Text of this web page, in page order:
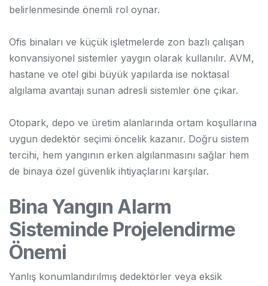
belirlenmesinde önemli rol oynar.
Ofis binaları ve küçük işletmelerde zon bazlı çalışan
konvansiyonel sistemler yaygın olarak kullanılır. AVM,
hastane ve otel gibi büyük yapılarda ise noktasal
algılama avantajı sunan adresli sistemler öne çıkar.
Otopark, depo ve üretim alanlarında ortam koşullarına
uygun dedektör seçimi öncelik kazanır. Doğru sistem
tercihi, hem yangının erken algılanmasını sağlar hem
de binaya özel güvenlik ihtiyaçlarını karşılar.
Bina Yangın Alarm
Sisteminde Projelendirme
Önemi
Yanlış konumlandırılmış dedektörler veya eksik